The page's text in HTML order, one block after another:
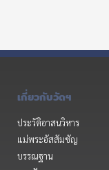
เกี่ยวกับวัดฯ
ประวัติอาสนวิหาร
แม่พระอัสสัมชัญ
บรรณฐาน